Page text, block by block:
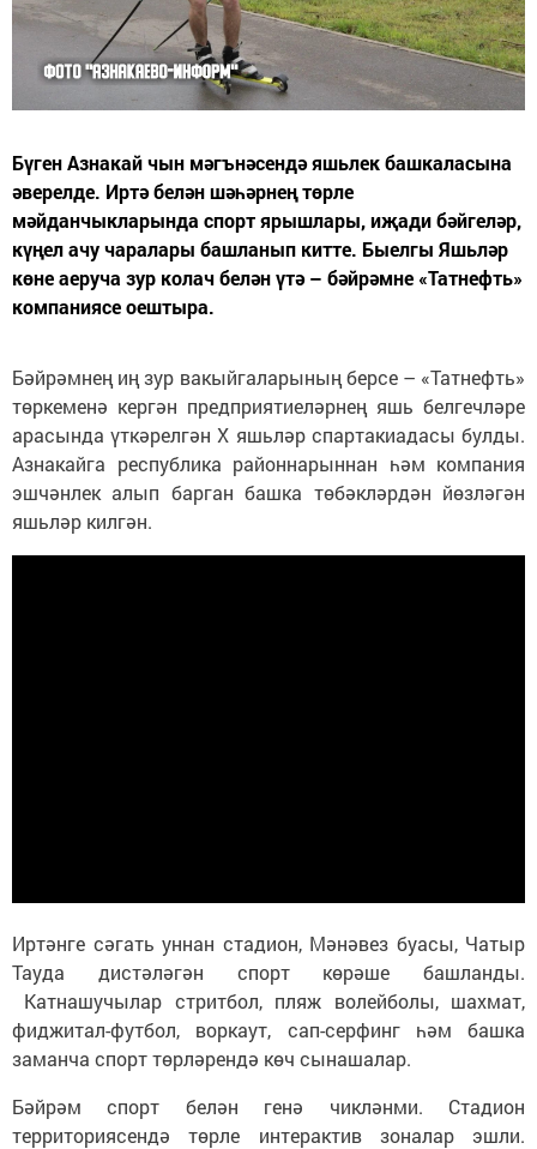
Бүген Азнакай чын мәгънәсендә яшьлек башкаласына
әверелде. Иртә белән шәһәрнең төрле
мәйданчыкларында спорт ярышлары, иҗади бәйгеләр,
күңел ачу чаралары башланып китте. Быелгы Яшьләр
көне аеруча зур колач белән үтә – бәйрәмне «Татнефть»
компаниясе оештыра.
Бәйрәмнең иң зур вакыйгаларының берсе – «Татнефть»
төркеменә кергән предприятиеләрнең яшь белгечләре
арасында үткәрелгән Х яшьләр спартакиадасы булды.
Азнакайга республика районнарыннан һәм компания
эшчәнлек алып барган башка төбәкләрдән йөзләгән
яшьләр килгән.
Иртәнге сәгать уннан стадион, Мәнәвез буасы, Чатыр
Тауда дистәләгән спорт көрәше башланды.
Катнашучылар стритбол, пляж волейболы, шахмат,
фиджитал-футбол, воркаут, сап-серфинг һәм башка
заманча спорт төрләрендә көч сынашалар.
Бәйрәм спорт белән генә чикләнми. Стадион
территориясендә төрле интерактив зоналар эшли.